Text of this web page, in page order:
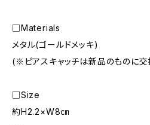
□Materials
メタル(ゴールドメッキ)
(※ピアスキャッチは新品のものに交
□Size
約H2.2×W8㎝